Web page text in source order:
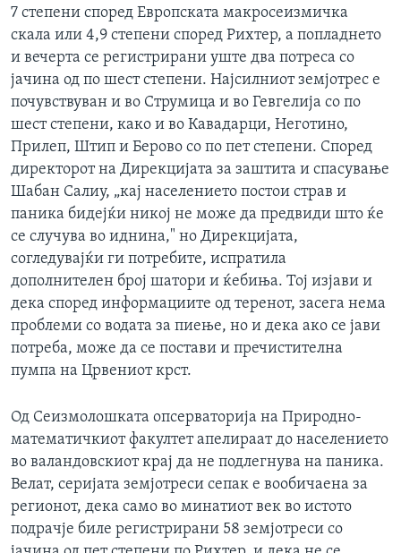
7 степени според Европската макросеизмичка
скала или 4,9 степени според Рихтер, а попладнето
и вечерта се регистрирани уште два потреса со
јачина од по шест степени. Најсилниот земјотрес е
почувствуван и во Струмица и во Гевгелија со по
шест степени, како и во Кавадарци, Неготино,
Прилеп, Штип и Берово со по пет степени. Според
директорот на Дирекцијата за заштита и спасување
Шабан Салиу, „кај населението постои страв и
паника бидејќи никој не може да предвиди што ќе
се случува во иднина," но Дирекцијата,
согледувајќи ги потребите, испратила
дополнителен број шатори и ќебиња. Тој изјави и
дека според информациите од теренот, засега нема
проблеми со водата за пиење, но и дека ако се јави
потреба, може да се постави и пречистителна
пумпа на Црвениот крст.
Од Сеизмолошката опсерваторија на Природно-
математичкиот факултет апелираат до населението
во валандовскиот крај да не подлегнува на паника.
Велат, серијата земјотреси сепак е вообичаена за
регионот, дека само во минатиот век во истото
подрачје биле регистрирани 58 земјотреси со